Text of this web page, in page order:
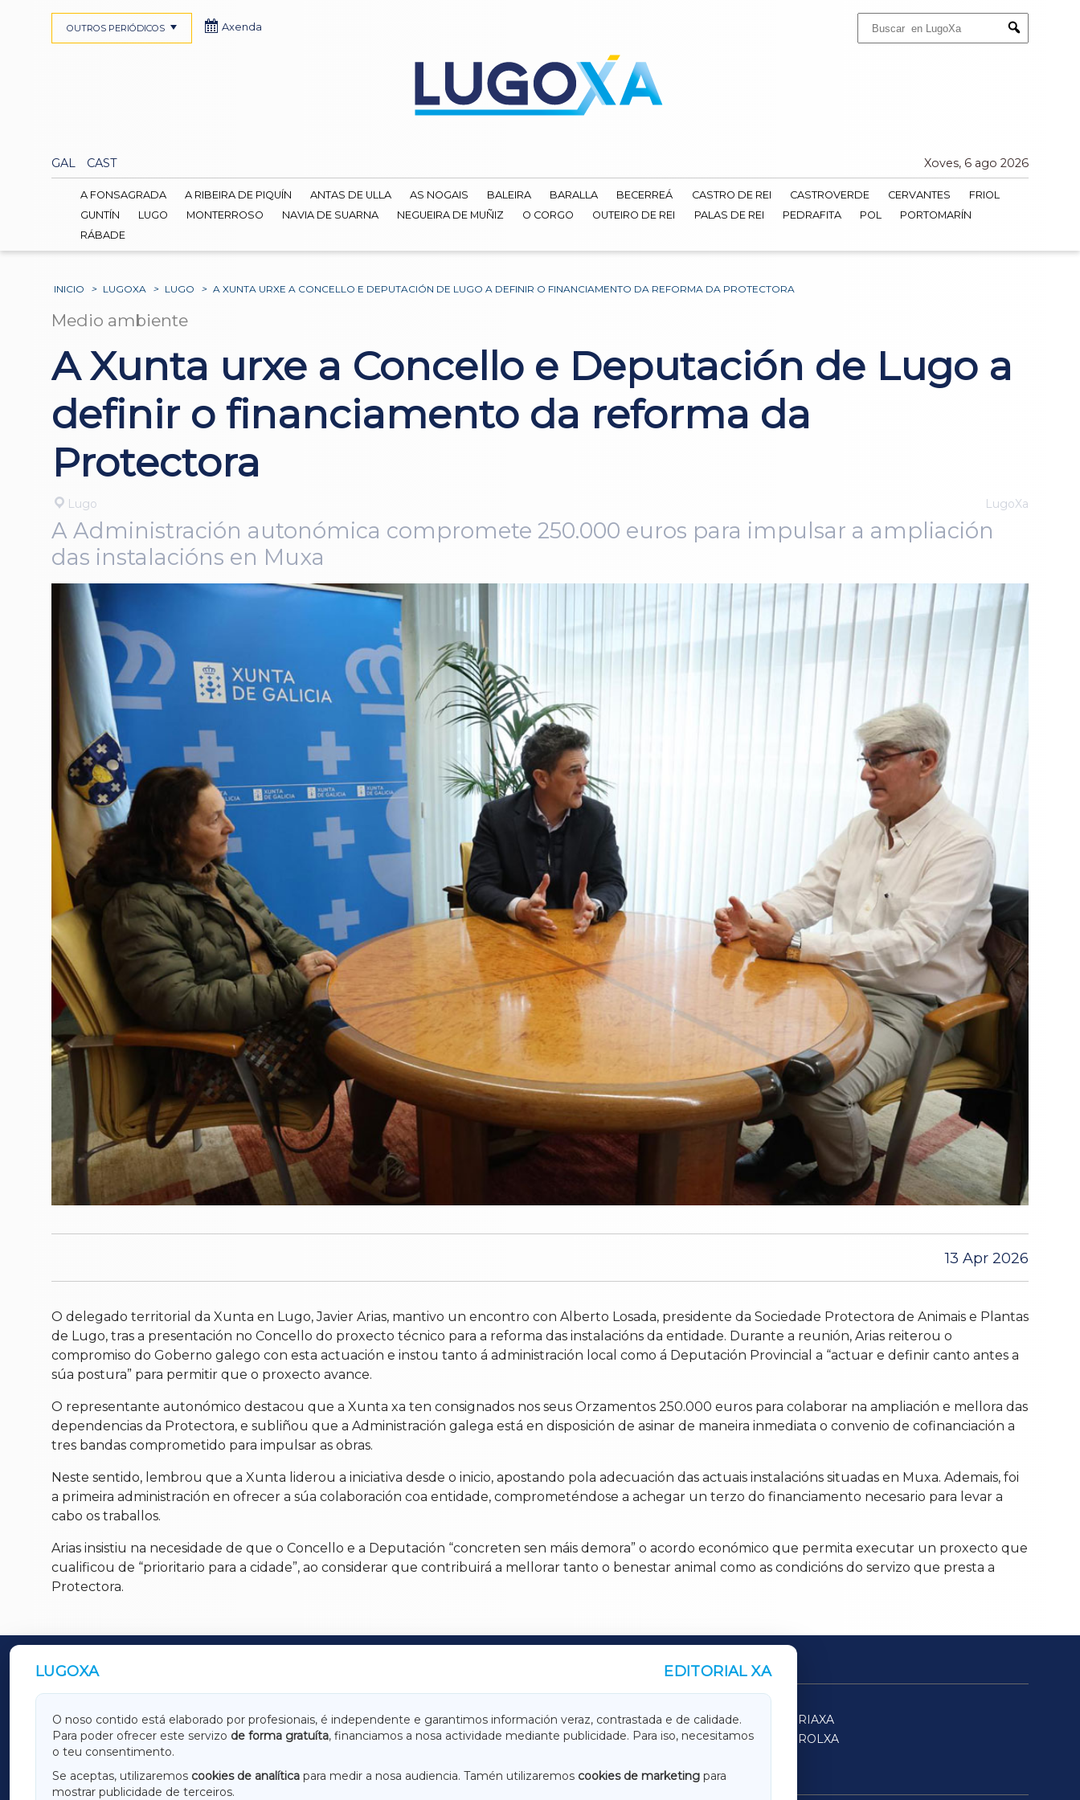
Submit
GAL CAST Xoves, 6 ago 2026
OUTROS PERIÓDICOS Axenda
A FONSAGRADA A RIBEIRA DE PIQUÍN ANTAS DE ULLA AS NOGAIS BALEIRA BARALLA BECERREÁ CASTRO DE REI CASTROVERDE CERVANTES
FRIOL
GUNTÍN
LUGO MONTERROSO NAVIA DE SUARNA NEGUEIRA DE MUÑIZ O CORGO OUTEIRO DE REI PALAS DE REI PEDRAFITA POL
PORTOMARÍN
RÁBADE
INICIO > LUGOXA > LUGO > A XUNTA URXE A CONCELLO E DEPUTACIÓN DE LUGO A DEFINIR O FINANCIAMENTO DA REFORMA DA PROTECTORA
Medio ambiente
A Xunta urxe a Concello e Deputación de Lugo a
definir o financiamento da reforma da
Protectora
Lugo LugoXa
A Administración autonómica compromete 250.000 euros para impulsar a ampliación
das instalacións en Muxa
13 Apr 2026
O delegado territorial da Xunta en Lugo, Javier Arias, mantivo un encontro con Alberto Losada, presidente da Sociedade Protectora de Animais e Plantas
de Lugo, tras a presentación no Concello do proxecto técnico para a reforma das instalacións da entidade. Durante a reunión, Arias reiterou o
compromiso do Goberno galego con esta actuación e instou tanto á administración local como á Deputación Provincial a “actuar e definir canto antes a
súa postura” para permitir que o proxecto avance.
O representante autonómico destacou que a Xunta xa ten consignados nos seus Orzamentos 250.000 euros para colaborar na ampliación e mellora das
dependencias da Protectora, e subliñou que a Administración galega está en disposición de asinar de maneira inmediata o convenio de cofinanciación a
tres bandas comprometido para impulsar as obras.
Neste sentido, lembrou que a Xunta liderou a iniciativa desde o inicio, apostando pola adecuación das actuais instalacións situadas en Muxa. Ademais, foi
a primeira administración en ofrecer a súa colaboración coa entidade, comprometéndose a achegar un terzo do financiamento necesario para levar a
cabo os traballos.
Arias insistiu na necesidade de que o Concello e a Deputación “concreten sen máis demora” o acordo económico que permita executar un proxecto que
cualificou de “prioritario para a cidade”, ao considerar que contribuirá a mellorar tanto o benestar animal como as condicións do servizo que presta a
Protectora.
LUGOXA EDITORIAL XA
O noso contido está elaborado por profesionais, é independente e garantimos información veraz, contrastada e de calidade.
Para poder ofrecer este servizo de forma gratuíta, financiamos a nosa actividade mediante publicidade. Para iso, necesitamos
o teu consentimento.
Se aceptas, utilizaremos cookies de analítica para medir a nosa audiencia. Tamén utilizaremos cookies de marketing para
mostrar publicidade de terceiros.
OUTROS PERIÓDICOS
GALICIAXA LUGOXA TERRACHAXA
SARRIAXA
AMARIÑAXA
RIBEIRASACRAXA ACORUÑAXA
FERROLXA
OURENSEXA